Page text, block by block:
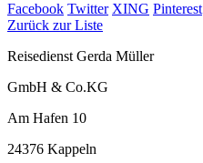
Facebook Twitter XING Pinterest
Zurück zur Liste
Reisedienst Gerda Müller
GmbH & Co.KG
Am Hafen 10
24376 Kappeln